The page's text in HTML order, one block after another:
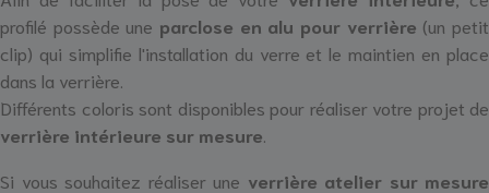
profilé possède une parclose en alu pour verrière (un petit
clip) qui simplifie l'installation du verre et le maintien en place
dans la verrière.
Différents coloris sont disponibles pour réaliser votre projet de
verrière intérieure sur mesure
Si vous souhaitez réaliser une verrière atelier sur mesure